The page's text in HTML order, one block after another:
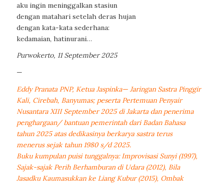
aku ingin meninggalkan stasiun
dengan matahari setelah deras hujan
dengan kata-kata sederhana:
kedamaian, hatinurani…
Purwokerto, 11 September 2025
—
Eddy Pranata PNP, Ketua Jaspinka— Jaringan Sastra Pinggir
Kali, Cirebah, Banyumas; peserta Pertemuan Penyair
Nusantara XIII September 2025 di Jakarta dan penerima
penghargaan/ bantuan pemerintah dari Badan Bahasa
tahun 2025 atas dedikasinya berkarya sastra terus
menerus sejak tahun 1980 s/d 2025.
Buku kumpulan puisi tunggalnya: Improvisasi Sunyi (1997),
Sajak-sajak Perih Berhamburan di Udara (2012), Bila
Jasadku Kaumasukkan ke Liang Kubur (2015), Ombak